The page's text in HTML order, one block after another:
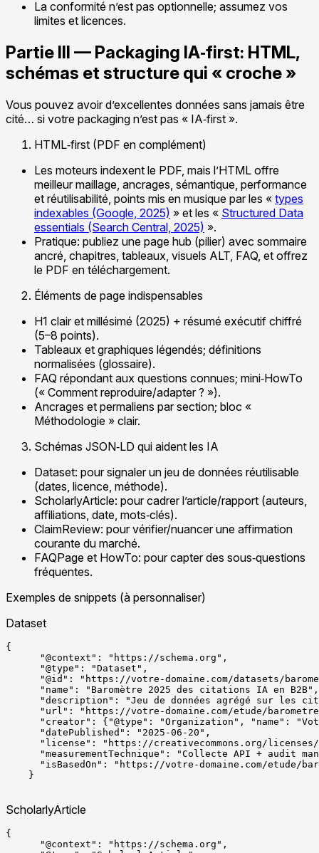
La conformité n’est pas optionnelle; assumez vos
limites et licences.
Partie III — Packaging IA‑first: HTML,
schémas et structure qui « croche »
Vous pouvez avoir d’excellentes données sans jamais être
cité… si votre packaging n’est pas « IA‑first ».
HTML‑first (PDF en complément)
Les moteurs indexent le PDF, mais l’HTML offre
meilleur maillage, ancrages, sémantique, performance
et réutilisabilité, points mis en musique par les « types
indexables (Google, 2025) » et les « Structured Data
essentials (Search Central, 2025) ».
Pratique: publiez une page hub (pilier) avec sommaire
ancré, chapitres, tableaux, visuels ALT, FAQ, et offrez
le PDF en téléchargement.
Éléments de page indispensables
H1 clair et millésimé (2025) + résumé exécutif chiffré
(5–8 points).
Tableaux et graphiques légendés; définitions
normalisées (glossaire).
FAQ répondant aux questions connues; mini‑HowTo
(« Comment reproduire/adapter ? »).
Ancrages et permaliens par section; bloc «
Méthodologie » clair.
Schémas JSON‑LD qui aident les IA
Dataset: pour signaler un jeu de données réutilisable
(dates, licence, méthode).
ScholarlyArticle: pour cadrer l’article/rapport (auteurs,
affiliations, date, mots‑clés).
ClaimReview: pour vérifier/nuancer une affirmation
courante du marché.
FAQPage et HowTo: pour capter des sous‑questions
fréquentes.
Exemples de snippets (à personnaliser)
Dataset
{
      "@context": "https://schema.org",
      "@type": "Dataset",
"@id": "https://votre-domaine.com/datasets/
      "name": "Baromètre 2025 des citations IA en B2B",
"description": "Jeu de données agrégé sur les
"url": "https://votre-domaine.com/etude/
"creator": {"@type": "Organization", "name":
      "datePublished": "2025-06-20",
"license": "https://creativecommons.org/
"measurementTechnique": "Collecte API + audit
"isBasedOn": "https://votre-domaine.com/etude/
    }
ScholarlyArticle
{
      "@context": "https://schema.org",